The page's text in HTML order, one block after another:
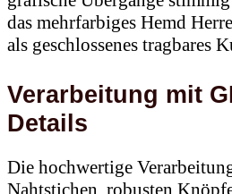
das mehrfarbiges Hemd
als geschlossenes tragbares
Verarbeitung mit
Details
Die hochwertige